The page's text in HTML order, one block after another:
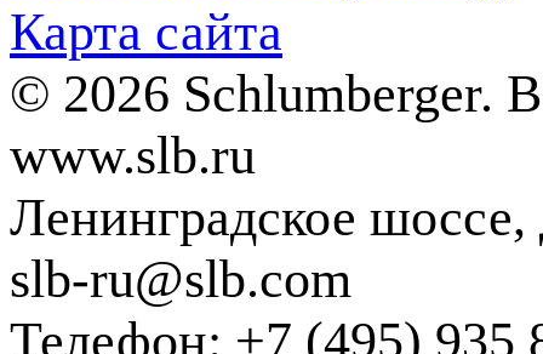
Карта сайта
© 2026 Schlumberger.
www.slb.ru
Ленинградское
slb-ru@slb.com
Телефон: +7 (495) 935